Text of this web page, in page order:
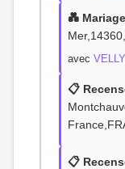
💑 Mariage
avec
📋
📋